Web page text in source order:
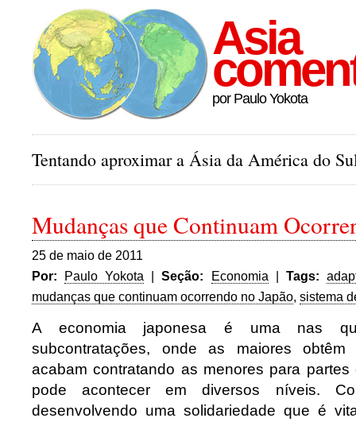
Asia
por Paulo Yokota
Tentando aproximar a Ásia da América do
Mudanças que Continuam
25 de maio de 2011
Por:
Paulo Yokota |Seção: Economia | Tags:
mudanças que continuam ocorrendo no Japão, sistema
A economia japonesa é uma nas
subcontratações, onde as maiores
acabam contratando as menores para
pode acontecer em diversos níveis.
desenvolvendo uma solidariedade que é